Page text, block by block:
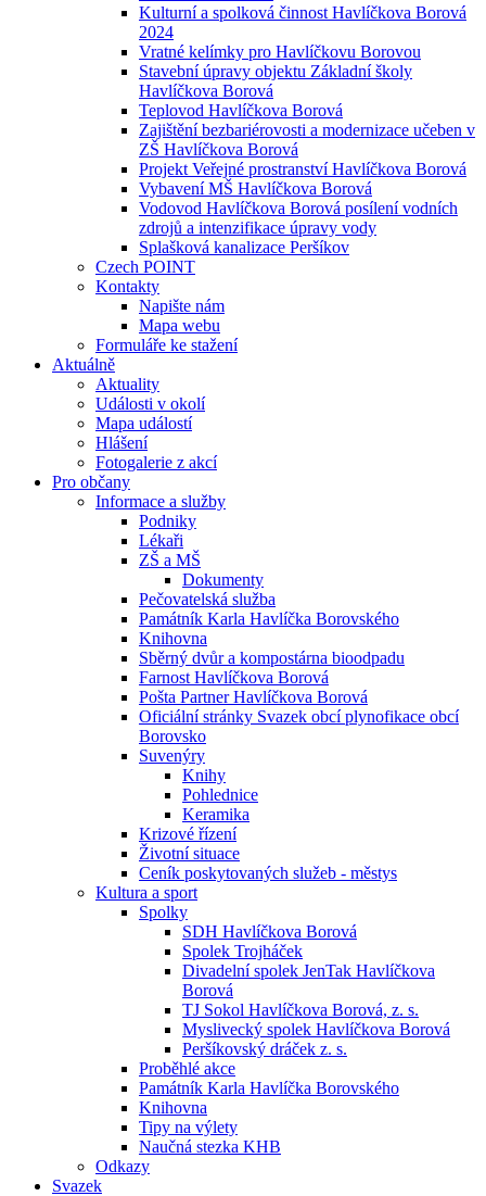
Kulturní a spolková činnost Havlíčkova Borová
2024
Vratné kelímky pro Havlíčkovu Borovou
Stavební úpravy objektu Základní školy
Havlíčkova Borová
Teplovod Havlíčkova Borová
Zajištění bezbariérovosti a modernizace učeben v
ZŠ Havlíčkova Borová
Projekt Veřejné prostranství Havlíčkova Borová
Vybavení MŠ Havlíčkova Borová
Vodovod Havlíčkova Borová posílení vodních
zdrojů a intenzifikace úpravy vody
Splašková kanalizace Peršíkov
Czech POINT
Kontakty
Napište nám
Mapa webu
Formuláře ke stažení
Aktuálně
Aktuality
Události v okolí
Mapa událostí
Hlášení
Fotogalerie z akcí
Pro občany
Informace a služby
Podniky
Lékaři
ZŠ a MŠ
Dokumenty
Pečovatelská služba
Památník Karla Havlíčka Borovského
Knihovna
Sběrný dvůr a kompostárna bioodpadu
Farnost Havlíčkova Borová
Pošta Partner Havlíčkova Borová
Oficiální stránky Svazek obcí plynofikace obcí
Borovsko
Suvenýry
Knihy
Pohlednice
Keramika
Krizové řízení
Životní situace
Ceník poskytovaných služeb - městys
Kultura a sport
Spolky
SDH Havlíčkova Borová
Spolek Trojháček
Divadelní spolek JenTak Havlíčkova
Borová
TJ Sokol Havlíčkova Borová, z. s.
Myslivecký spolek Havlíčkova Borová
Peršíkovský dráček z. s.
Proběhlé akce
Památník Karla Havlíčka Borovského
Knihovna
Tipy na výlety
Naučná stezka KHB
Odkazy
Svazek